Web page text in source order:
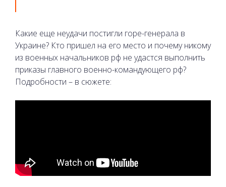
Какие еще неудачи постигли горе-генерала в
Украине? Кто пришел на его место и почему никому
из военных начальников рф не удастся выполнить
приказы главного военно-командующего рф?
Подробности – в сюжете: